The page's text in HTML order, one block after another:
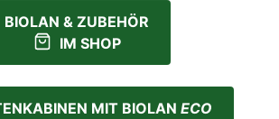
BIOLAN & ZUBEHÖR
IM SHOP
MIT BIOLAN ECO